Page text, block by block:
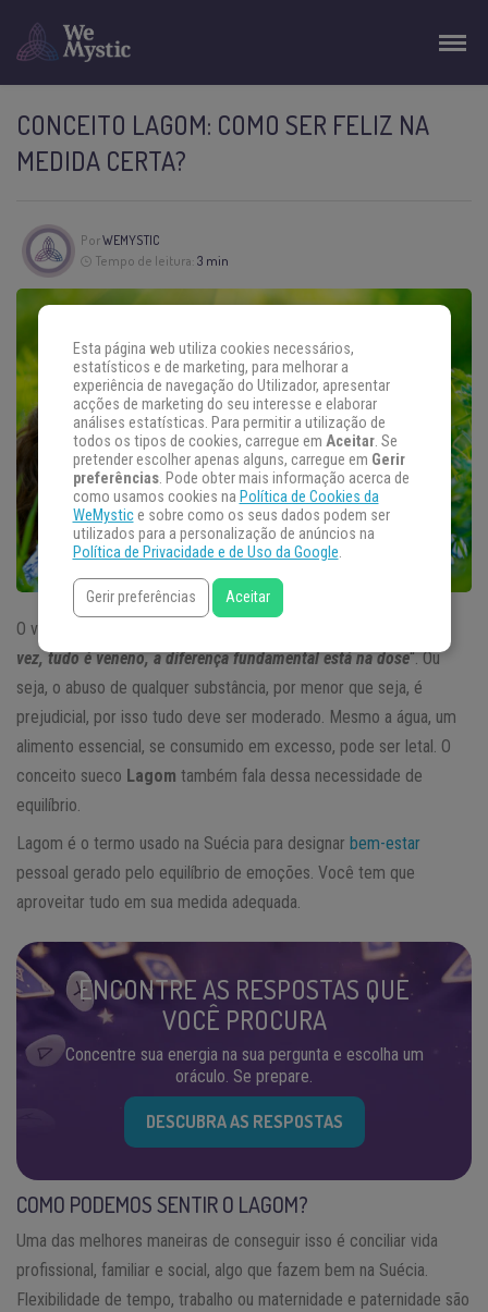
CONCEITO LAGOM: COMO SER FELIZ NA
MEDIDA CERTA?
PorWEMYSTIC
Tempo de leitura: 3 min
O velho galês Paracelso dizia que “
vez, tudo é veneno, a diferença fundamental está na dose“. Ou
seja, o abuso de qualquer substância, por menor que seja, é
prejudicial, por isso tudo deve ser moderado. Mesmo a água, um
alimento essencial, se consumido em excesso, pode ser letal. O
conceito sueco Lagom também fala dessa necessidade de
equilíbrio.
Lagom é o termo usado na Suécia para designar bem-estar
pessoal gerado pelo equilíbrio de emoções. Você tem que
aproveitar tudo em sua medida adequada.
ENCONTRE AS RESPOSTAS QUE
VOCÊ PROCURA
Concentre sua energia na sua pergunta e escolha um
oráculo. Se prepare.
DESCUBRA AS RESPOSTAS
COMO PODEMOS SENTIR O LAGOM?
Uma das melhores maneiras de conseguir isso é conciliar vida
profissional, familiar e social, algo que fazem bem na Suécia.
Flexibilidade de tempo, trabalho ou maternidade e paternidade são
Esta página web utiliza cookies necessários,
estatísticos e de marketing, para melhorar a
experiência de navegação do Utilizador, apresentar
acções de marketing do seu interesse e elaborar
análises estatísticas. Para permitir a utilização de
todos os tipos de cookies, carregue em Aceitar. Se
pretender escolher apenas alguns, carregue em Gerir
preferências. Pode obter mais informação acerca de
como usamos cookies na Política de Cookies da
WeMystice sobre como os seus dados podem ser
utilizados para a personalização de anúncios na
Política de Privacidade e de Uso da Google.
Gerir preferências Aceitar